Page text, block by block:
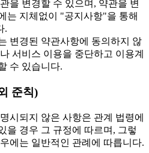
을 변경할 수 있으며, 약관을 변
는 지체없이 "공지사항"을 통해
.
변경된 약관사항에 동의하지 않
서비스 이용을 중단하고 이용계
수 있습니다.
준칙)
시되지 않은 사항은 관계 법령에
을 경우 그 규정에 따르며, 그렇
에는 일반적인 관례에 따릅니다.